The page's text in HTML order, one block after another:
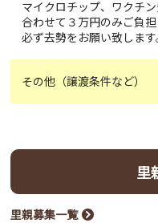
マイクロチップ、ワクチ
合わせて３万円のみご負担
必ず去勢をお願い致します
その他（譲渡条件など）
里
里親募集一覧